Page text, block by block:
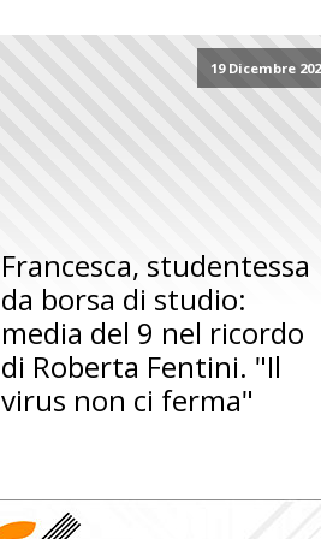
19 Dicembre
Francesca, studentessa
da borsa di studio:
media del 9 nel ricordo
di Roberta Fentini. "Il
virus non ci ferma"